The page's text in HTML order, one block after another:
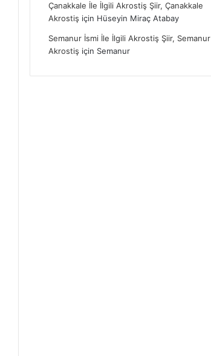
Çanakkale İle İlgili Akrostiş Şiir, Çanakkale
Akrostiş için Hüseyin Miraç Atabay
Semanur İsmi İle İlgili Akrostiş Şiir, Semanur
Akrostiş için Semanur